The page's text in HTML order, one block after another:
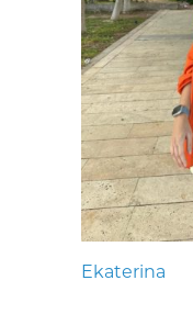
Ekaterina